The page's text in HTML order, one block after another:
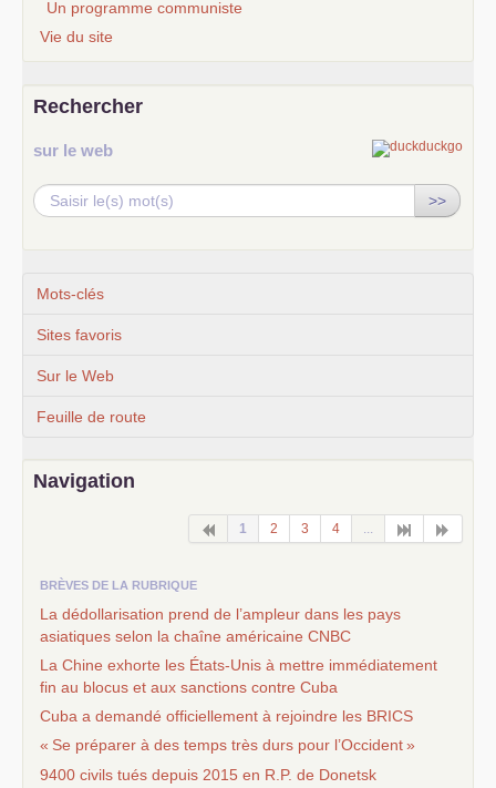
Un programme communiste
Vie du site
Rechercher
sur le web
>>
Mots-clés
Sites favoris
Sur le Web
Feuille de route
Navigation
1 2 3 4
BRÈVES DE LA RUBRIQUE
La dédollarisation prend de l’ampleur dans les pays
asiatiques selon la chaîne américaine CNBC
La Chine exhorte les États-Unis à mettre immédiatement
fin au blocus et aux sanctions contre Cuba
Cuba a demandé officiellement à rejoindre les BRICS
« Se préparer à des temps très durs pour l’Occident»
9400 civils tués depuis 2015 en R.P. de Donetsk